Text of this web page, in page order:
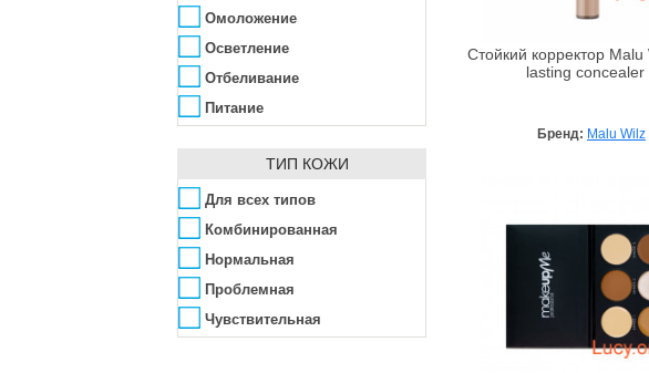
Terre d'Oc
TheBalm
Tony Moly
Vipera
Vivienne Sabo
Yves Saint Laurent
Омоложение
Осветление
Отбеливание
Питание
Разглаживание морщин
Регенерация
Сияние
Смягчение
Увлажнение
Уменьшение мимических
морщин
ТИП КОЖИ
Для всех типов
Комбинированная
Нормальная
Проблемная
Чувствительная
Стойкий корректор Malu
lasting concealer
Бренд: Malu Wilz